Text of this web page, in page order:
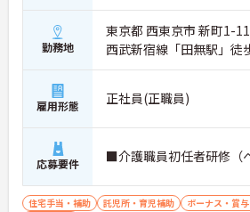
勤務地
東京都 西東京市 新町1-
西武新宿線「田無駅」徒
雇用形態 正社員(正職員)
応募要件 ■介護職員初任者研修（
住宅手当・補助 託児所・育児補助 ボーナス・賞